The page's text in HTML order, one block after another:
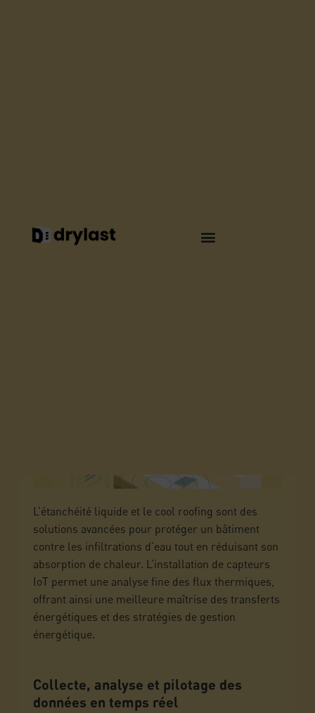
L’ÉTANCHÉITÉ
L’étanchéité liquide et le cool roofing sont des
solutions avancées pour protéger un bâtiment
contre les infiltrations d’eau tout en réduisant son
absorption de chaleur. L’installation de capteurs
IoT permet une analyse fine des flux thermiques,
offrant ainsi une meilleure maîtrise des transferts
énergétiques et des stratégies de gestion
énergétique.
Collecte, analyse et pilotage des
données en temps réel